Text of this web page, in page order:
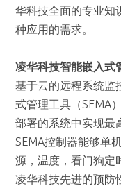
华科技全面的专业知
种应用的需求。
凌华科技智能嵌入式
基于云的远程系统监
式管理工具（SEMA
部署的系统中实现最
SEMA控制器能够单
源，温度，看门狗定
凌华科技先进的预防